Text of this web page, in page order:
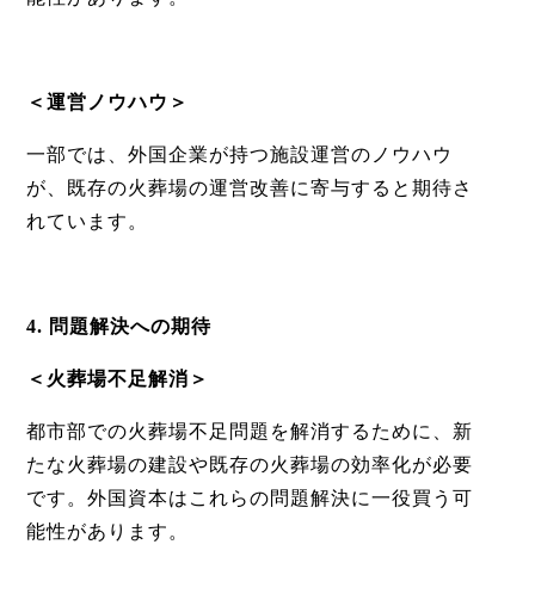
＜運営ノウハウ＞
一部では、外国企業が持つ施設運営のノウハウ
が、既存の火葬場の運営改善に寄与すると期待さ
れています。
4. 問題解決への期待
＜火葬場不足解消＞
都市部での火葬場不足問題を解消するために、新
たな火葬場の建設や既存の火葬場の効率化が必要
です。外国資本はこれらの問題解決に一役買う可
能性があります。